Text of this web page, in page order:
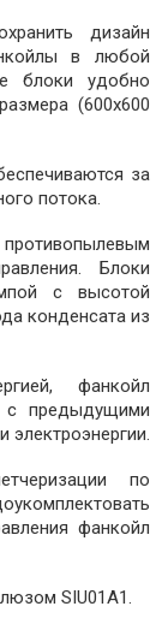
дизайн
в любой
блоки удобно
(600х600
за
потока.
Блоки
с высотой
конденсата из
фанкойл
с предыдущими
электроэнергии.
по
фанкойл
SIU01A1.